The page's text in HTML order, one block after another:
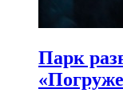
Парк